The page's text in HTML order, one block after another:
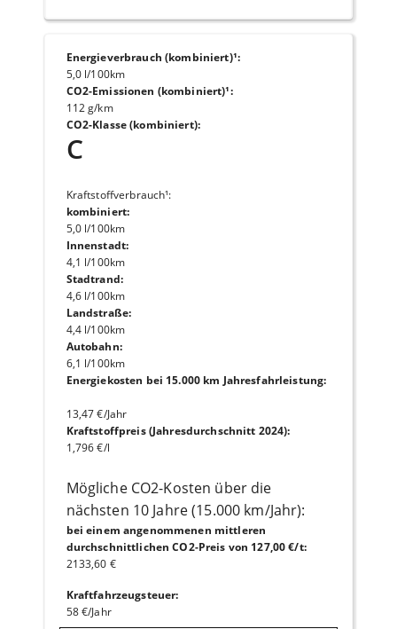
Energieverbrauch (kombiniert)¹:
5,0 l/100km
CO2-Emissionen (kombiniert)¹:
112 g/km
CO2-Klasse (kombiniert):
C
Kraftstoffverbrauch¹:
kombiniert:
5,0 l/100km
Innenstadt:
4,1 l/100km
Stadtrand:
4,6 l/100km
Landstraße:
4,4 l/100km
Autobahn:
6,1 l/100km
Energiekosten bei 15.000 km Jahresfahrleistung:
13,47 €/Jahr
Kraftstoffpreis (Jahresdurchschnitt 2024):
1,796 €/l
Mögliche CO2-Kosten über die
nächsten 10 Jahre (15.000 km/Jahr):
bei einem angenommenen mittleren
durchschnittlichen CO2-Preis von 127,00 €/t:
2133,60 €
Kraftfahrzeugsteuer:
58 €/Jahr